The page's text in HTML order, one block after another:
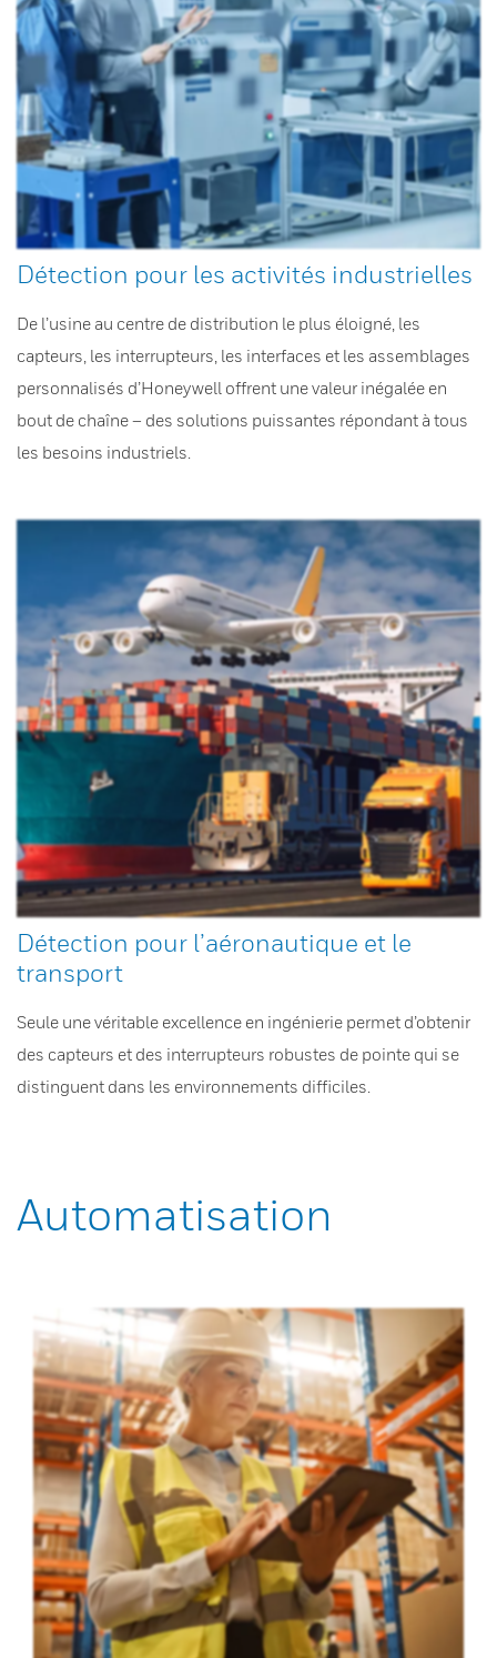
Détection pour les activités industrielles
De l’usine au centre de distribution le plus éloigné, les
capteurs, les interrupteurs, les interfaces et les assemblages
personnalisés d’Honeywell offrent une valeur inégalée en
bout de chaîne – des solutions puissantes répondant à tous
les besoins industriels.
Détection pour l’aéronautique et le
transport
Seule une véritable excellence en ingénierie permet d’obtenir
des capteurs et des interrupteurs robustes de pointe qui se
distinguent dans les environnements difficiles.
Automatisation